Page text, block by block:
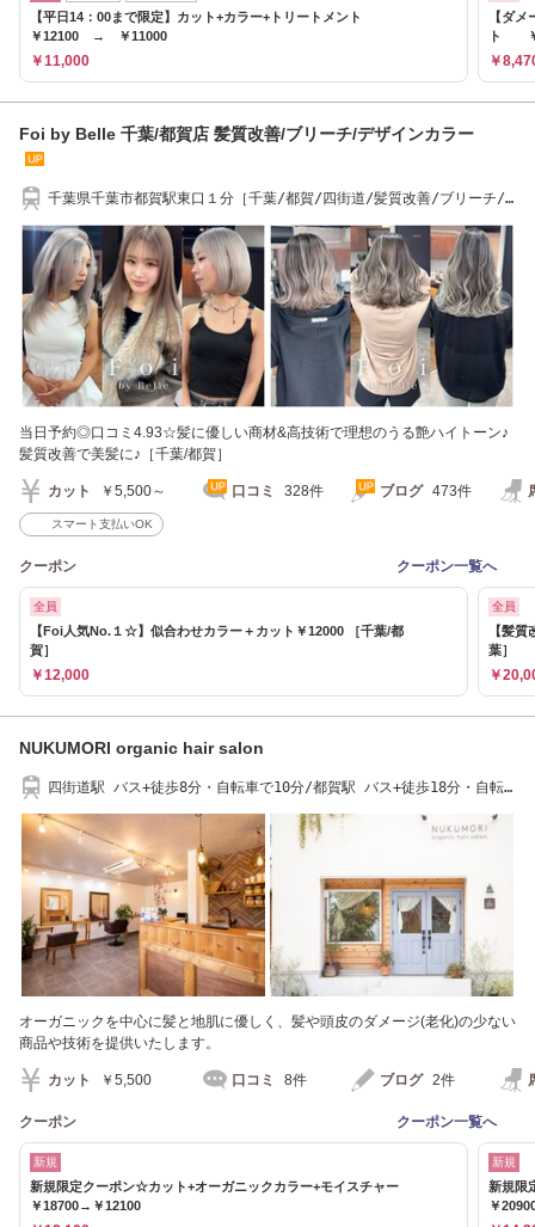
【平日14：00まで限定】カット+カラー+トリートメント
￥12100 → ￥11000
￥11,000
【ダ
ト ￥
￥
Foi by Belle 千葉/都賀店 髪質改善/ブリーチ/デザインカラー
千葉県千葉市都賀駅東口１分［千葉/都賀/四街道/髪質改善/ブリーチ/
当日予約◎口コミ4.93☆髪に優しい商材&高技術で理想のうる艶ハイトーン♪
髪質改善で美髪に♪［千葉/都賀］
カット ￥5,500～ 口コミ 328件 ブログ 473件
スマート支払いOK
クーポン クーポン一覧へ
全員
【Foi人気No.１☆】似合わせカラー＋カット￥12000 ［千葉/都
賀］
￥12,000
全員
【髪
葉］
￥
NUKUMORI organic hair salon
四街道駅 バス+徒歩8分・自転車で10分/都賀駅 バス+徒歩18分・自転
オーガニックを中心に髪と地肌に優しく、髪や頭皮のダメージ(老化)の少ない
商品や技術を提供いたします。
カット ￥5,500 口コミ 8件 ブログ 2件
クーポン クーポン一覧へ
新規
新規限定クーポン☆カット+オーガニックカラー+モイスチャー
￥18700→￥12100
新規
新規限
￥